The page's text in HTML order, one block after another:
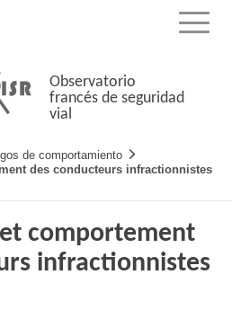
Menu
Observatorio
francés de seguridad
vial
de comportamiento
des conducteurs infractionnistes
comportement
infractionnistes